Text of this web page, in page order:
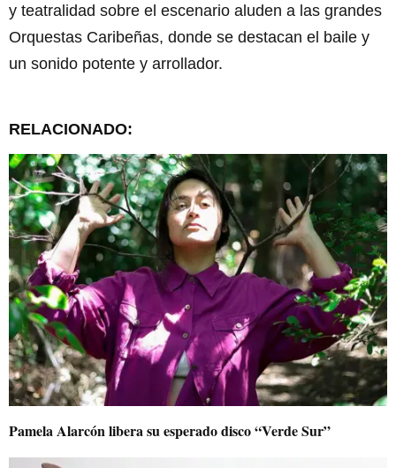
y teatralidad sobre el escenario aluden a las grandes
Orquestas Caribeñas, donde se destacan el baile y
un sonido potente y arrollador.
RELACIONADO:
Pamela Alarcón libera su esperado disco “Verde Sur”